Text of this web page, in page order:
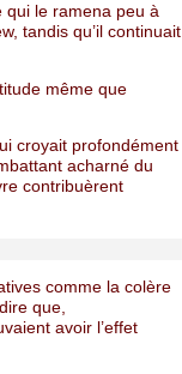
qui le ramena peu à
tandis qu’il continuait
même que
croyait profondément
acharné du
contribuèrent
comme la colère
que,
avoir l’effet